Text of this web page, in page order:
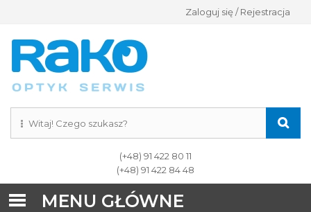
Zaloguj się / Rejestracja
(+48) 91 422 80 11
(+48) 91 422 84 48
MENU GŁÓWNE